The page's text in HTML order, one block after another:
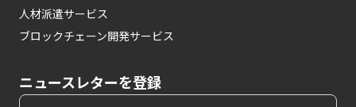
人材派遣サービス
ブロックチェーン開発サービス
ニュースレターを登録